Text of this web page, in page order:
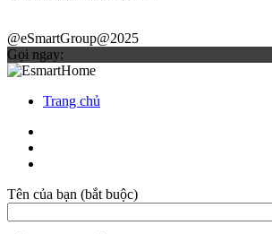
@eSmartGroup@2025
Gọi ngay:
Trang chủ
Tên của bạn (bắt buộc)